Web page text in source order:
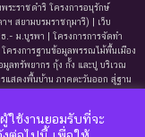
ะราชดำริ โครงการอนุรักษ์
ฯ สยามบรมราชกุมารี) | เว็บ
.- ม.บูรพา | โครงการการจัดทํา
ครงการฐานข้อมูลพรรณไม้พื้นเมือง
ลทรัพยากร กุ้ง กั้ง และปู บริเวณ
แสดงพื้นบ้าน ภาคตะวันออก สู่ฐาน
ลมดในเขตภาคตะวันออกของ
ย | ฐานข้อมูลทรัพยากรหญ้าทะเล
ใช้งานยอมรับที่จะ